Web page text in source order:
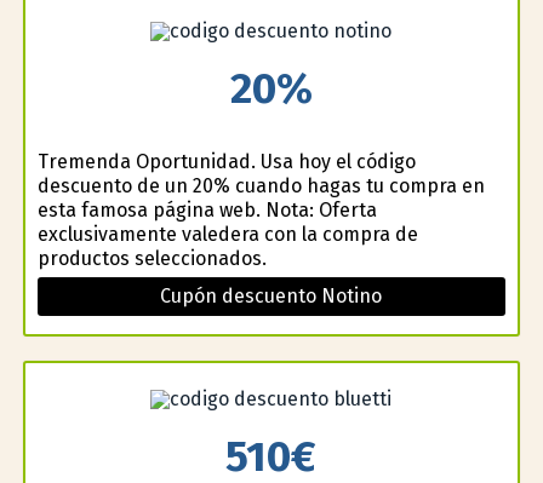
20%
Tremenda Oportunidad. Usa hoy el código
descuento de un 20% cuando hagas tu compra en
esta famosa página web. Nota: Oferta
exclusivamente valedera con la compra de
productos seleccionados.
Cupón descuento Notino
510€